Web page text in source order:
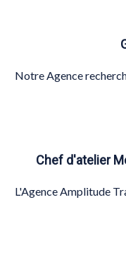
Notre Agence
Chef d'atelier
L'Agence Amplitude